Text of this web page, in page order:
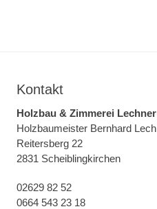
Kontakt
Holzbau & Zimmerei Lechner
Holzbaumeister Bernhard
Reitersberg 22
2831 Scheiblingkirchen
02629 82 52
0664 543 23 18